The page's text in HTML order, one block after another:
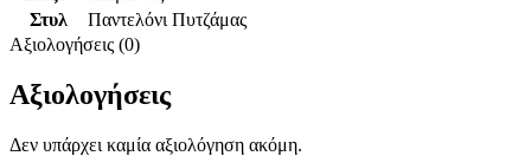
Στυλ
Παντελόνι Πυτζάμας
Αξιολογήσεις (0)
Αξιολογήσεις
Δεν υπάρχει καμία αξιολόγηση ακόμη.